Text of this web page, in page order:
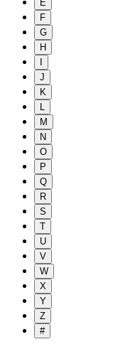
E
F
G
H
J
K
L
M
N
O
P
Q
R
S
T
U
V
W
X
Y
Z
#